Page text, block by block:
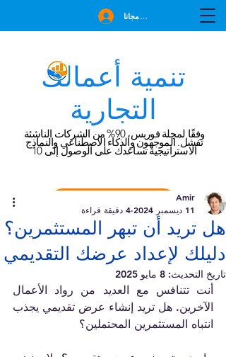
تنمية أعمالك
التجارية
وفقًا لمجلة فوربس، 90% من الشركات الناشئة
تفشل. الموجهون والذكاء الاصطناعي والنماذج
الاستراتيجية تساعدك على الوصول إلى 10
احجز استشارة مجانية
انضم مجانا
هل تريد أن تبهر المستثمرين؟
دليلك لإعداد عرضك التقديمي
Amir
11 ديسمبر 2024
4 دقيقة قراءة
تاريخ التحديث: 8 مايو 2025
انتباه المستثمرين المحتملين؟